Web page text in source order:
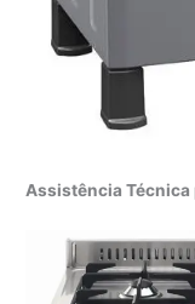
Assistência Técnica